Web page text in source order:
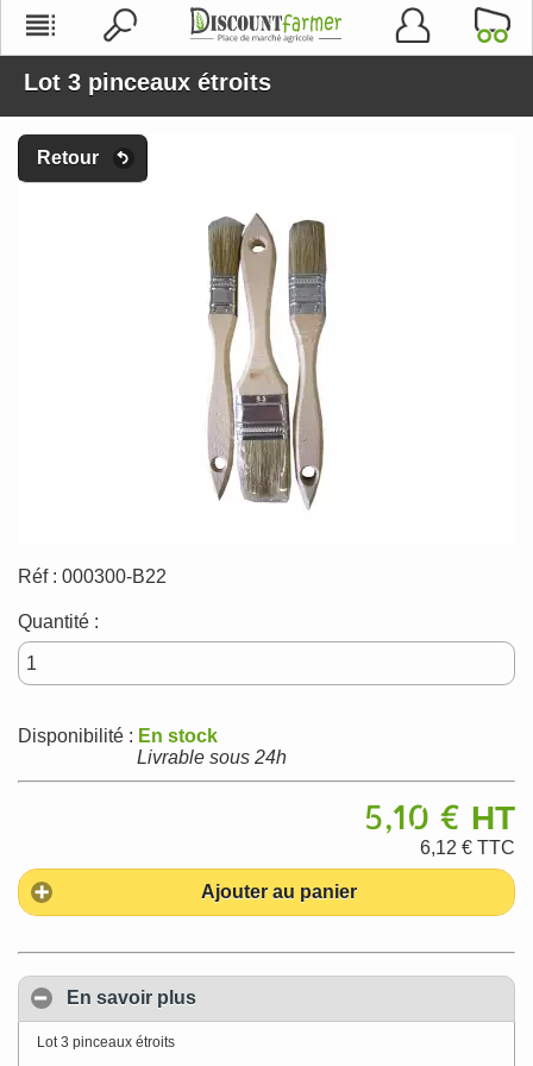
Lot 3 pinceaux étroits
Retour
Réf : 000300-B22
Quantité :
Disponibilité : En stock
Livrable sous 24h
5,10 € HT
6,12 € TTC
Ajouter au panier
En savoir plus
Lot 3 pinceaux étroits